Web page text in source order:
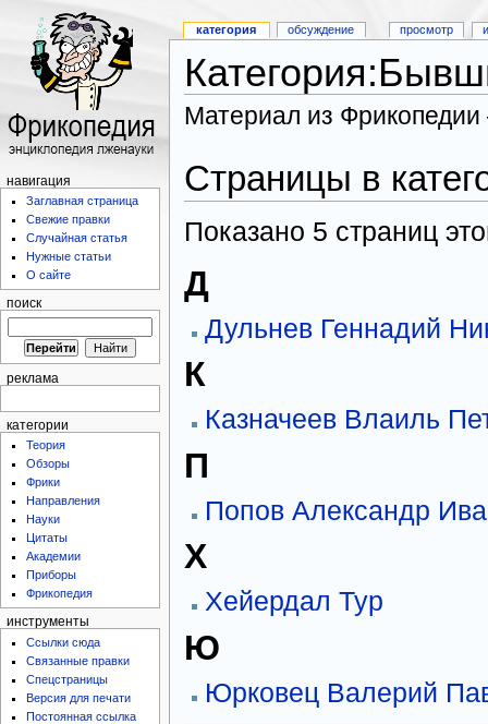
категория обсуждение просмотр
навигация
Заглавная страница
Свежие правки
Случайная статья
Нужные статьи
О сайте
поиск
реклама
категории
Теория
Обзоры
Фрики
Направления
Науки
Цитаты
Академии
Приборы
Фрикопедия
инструменты
Ссылки сюда
Связанные правки
Спецстраницы
Версия для печати
Постоянная ссылка
Материал из
Страницы в
Показано 5 страниц
Д
Дульнев Геннадий
К
Казначеев Влаиль
П
Попов Александр
Х
Хейердал Тур
Ю
Юрковец Валерий